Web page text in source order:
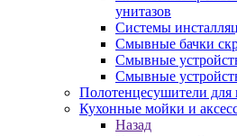
унитазов
Системы
Смывные бачки
Смывные
Смывные
Полотенцесушители для
Кухонные мойки и
Назад